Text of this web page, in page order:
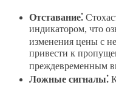
Отставание⁚
индикатором, что
изменения цены с
привести к
преждевременным
Ложные сигналы⁚